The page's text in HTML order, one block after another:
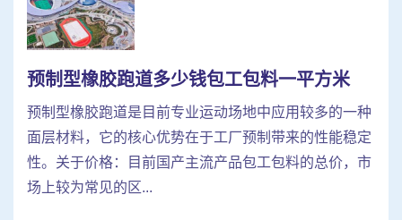
预制型橡胶跑道多少钱包工包料一平方米
预制型橡胶跑道是目前专业运动场地中应用较多的一种
面层材料，它的核心优势在于工厂预制带来的性能稳定
性。关于价格：目前国产主流产品包工包料的总价，市
场上较为常见的区...